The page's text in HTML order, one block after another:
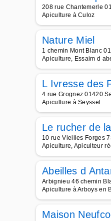
208 rue Chantemerle
Apiculture à Culoz
Nature Miel
1 chemin Mont Blanc
Apiculture, Essaim d
L Ivresse des
4 rue Grognez 01420
Apiculture à Seyssel
Le rucher de
10 rue Vieilles Forges
Apiculture, Apiculteur
Abeilles d
Arbignieu 46 chemin
Apiculture à Arboys en
Maison